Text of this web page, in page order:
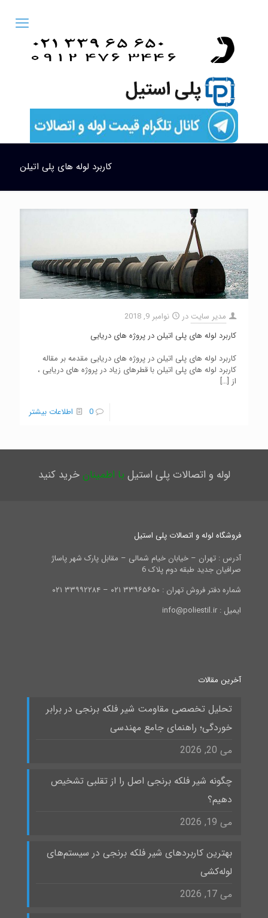
كاربرد لوله های پلی اتیلن
مدیر سایت در
نوامبر 9, 2018
كاربرد لوله های پلی اتیلن در پروژه های دریایی
كاربرد لوله های پلی اتیلن در پروژه های دریایی مقدمه بر مقاله
كاربرد لوله های پلی اتیلن با قطرهای زیاد در پروژه های دریایی ،
از […]
0 اطلاعات بیشتر
لوله و اتصالات پلی استیل با اطمینانخرید کنید
فروشگاه لوله و اتصالات پلی استیل
آدرس : تهران – خیابان خیام شمالی – مقابل پارک شهر پاساژ
صرافیان جدید طبقه دوم پلاک 6
شماره دفتر فروش تهران : ۳۳۹۶۵۶۵۰ ۰۲۱ – ۳۳۹۹۲۲۸۴ ۰۲۱
ایمیل : info@poliestil.ir
آخرین مقالات
تحلیل تخصصی مقاومت شیر فلکه برنجی در برابر
خوردگی؛ راهنمای جامع مهندسی
می 20, 2026
چگونه شیر فلکه برنجی اصل را از تقلبی تشخیص
دهیم؟
می 19, 2026
بهترین کاربردهای شیر فلکه برنجی در سیستم‌های
لوله‌کشی
می 17, 2026